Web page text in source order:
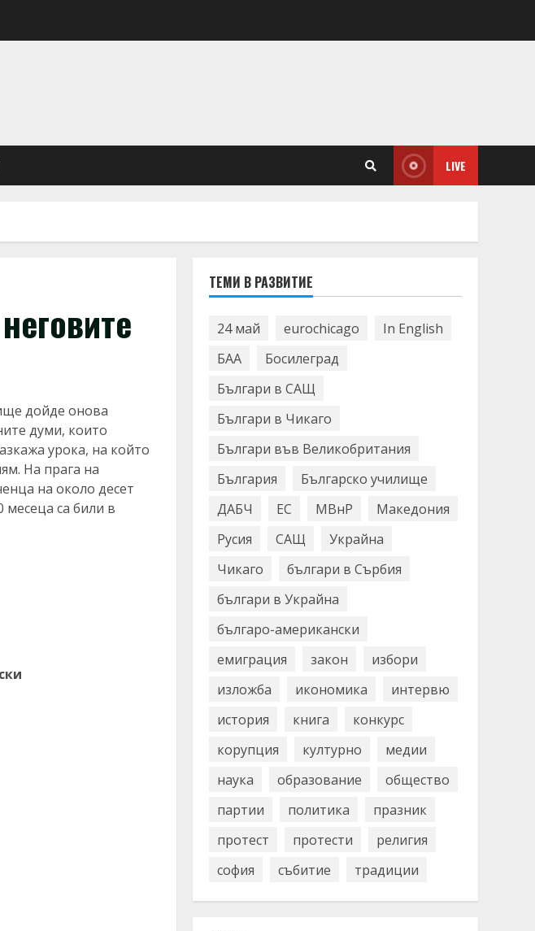
LIVE
дойде онова
думи, които
урока, на който
На прага на
на около десет
са били в
ТЕМИ В РАЗВИТИЕ
24 май eurochicago
In English
БАА
Босилеград
Българи в САЩ
Българи в Чикаго
Българи във Великобритания
България
Българско училище
ДАБЧ
ЕС МВнР
Македония
Русия
САЩ
Украйна
Чикаго
българи в Сърбия
българи в Украйна
българо-американски
емиграция
закон
избори
изложба
икономика
интервю
история
книга
конкурс
корупция
културно
медии
наука
образование
общество
партии
политика
празник
протест
протести
религия
софия
събитие традиции